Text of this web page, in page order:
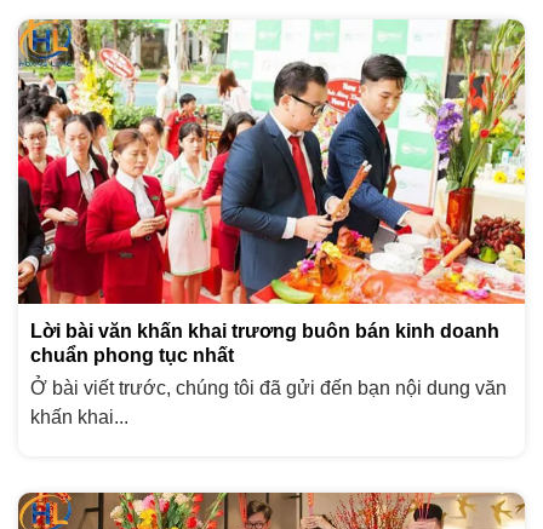
Lời bài văn khấn khai trương buôn bán kinh doanh
chuẩn phong tục nhất
Ở bài viết trước, chúng tôi đã gửi đến bạn nội dung văn
khấn khai...